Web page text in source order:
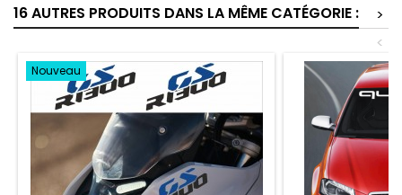
16 AUTRES PRODUITS DANS LA MÊME CATÉGORIE :
>
<
Nouveau